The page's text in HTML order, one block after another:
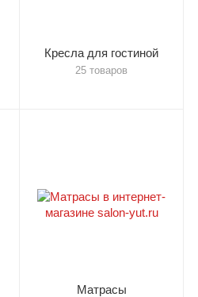
Кресла для гостиной
25 товаров
Матрасы